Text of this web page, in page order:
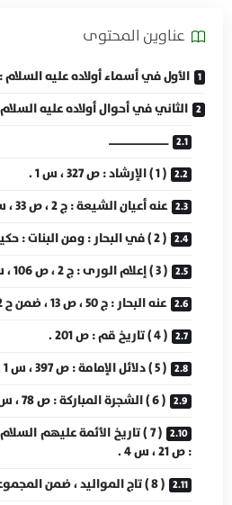
عناوين المحتوی
الأول في أسماء أولاده عليه السلام :
الثاني في أحوال أولاده عليه
ــــــــــــــــــــــ
( 1 ) الإرشاد : ص 327 ، س 1 .
عنه أعيان الشيعة : ج 2 ، ص 33 ، س 9 .
( 2 ) في البحار : ومن البنات : حكيمة ، خديجة ، وأم كلثوم .
( 3 ) إعلام الورى : ج 2 ، ص 106 ، س 9 .
عنه البحار : ج 50 ، ص 13 ، ضمن ح 12 .
( 4 ) تاريخ قم : ص 201 .
( 5 ) دلائل الإمامة : ص 397 ، س 1 .
( 6 ) الشجرة المباركة : ص 78 ، س 3 .
( 7 ) تاريخ الأئمة عليهم
: ص 21 ، س 4 .
( 8 ) تاج المواليد ، ضمن المجموعة النفيسة : ص 130 ، س 3 .